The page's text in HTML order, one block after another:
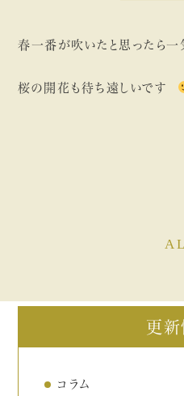
春一番が吹いたと思ったら一
桜の開花も待ち遠しいです
更
コラム